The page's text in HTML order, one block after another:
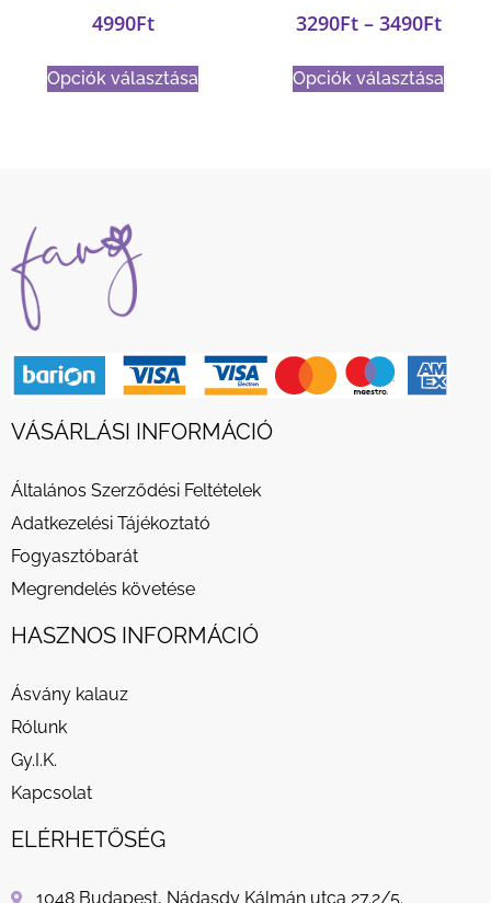
4990Ft
Opciók választása
3290Ft – 3490Ft
Opciók választása
VÁSÁRLÁSI INFORMÁCIÓ
Általános Szerződési Feltételek
Adatkezelési Tájékoztató
Fogyasztóbarát
Megrendelés követése
HASZNOS INFORMÁCIÓ
Ásvány kalauz
Rólunk
Gy.I.K.
Kapcsolat
ELÉRHETŐSÉG
1048 Budapest, Nádasdy Kálmán utca 27.2/5.